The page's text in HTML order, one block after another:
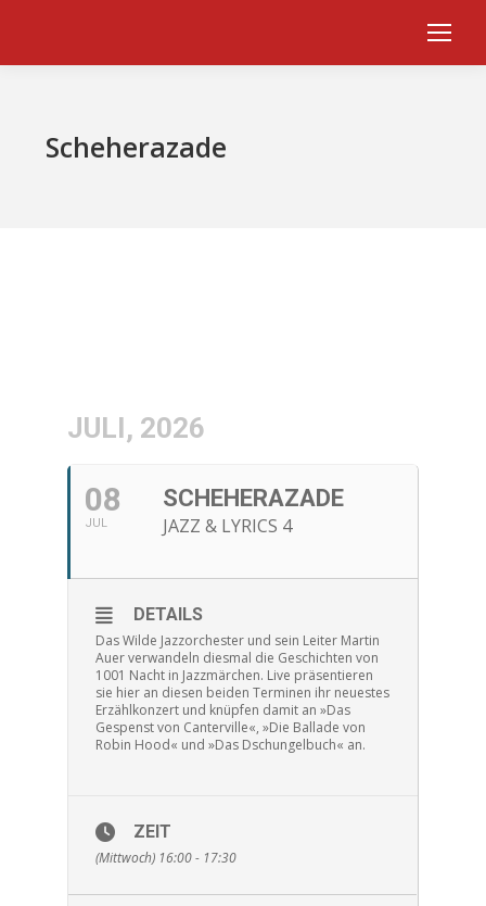
Scheherazade
JULI, 2026
08
JUL
SCHEHERAZADE
JAZZ & LYRICS 4
DETAILS
Das Wilde Jazzorchester und sein Leiter Martin
Auer verwandeln diesmal die Geschichten von
1001 Nacht in Jazzmärchen. Live präsentieren
sie hier an diesen beiden Terminen ihr neuestes
Erzählkonzert und knüpfen damit an »Das
Gespenst von Canterville«, »Die Ballade von
Robin Hood« und »Das Dschungelbuch« an.
ZEIT
(Mittwoch) 16:00 - 17:30